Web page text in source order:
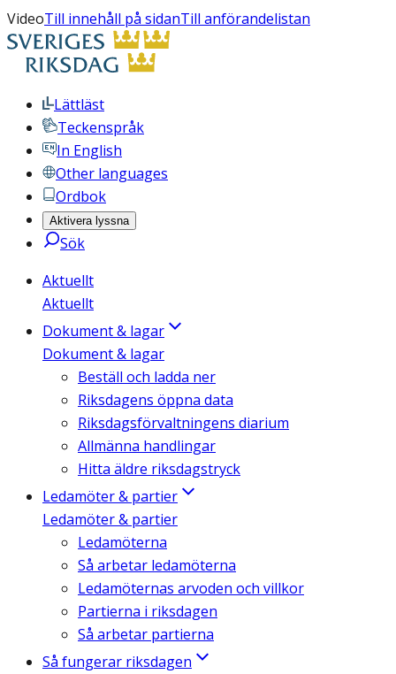
VideoTill innehåll på sidanTill anförandelistan
Lättläst
Teckenspråk
In English
Other languages
Ordbok
Aktivera lyssna
Sök
Aktuellt
Aktuellt
Dokument & lagar
Dokument & lagar
Beställ och ladda ner
Riksdagens öppna data
Riksdagsförvaltningens diarium
Allmänna handlingar
Hitta äldre riksdagstryck
Ledamöter & partier
Ledamöter & partier
Ledamöterna
Så arbetar ledamöterna
Ledamöternas arvoden och villkor
Partierna i riksdagen
Så arbetar partierna
Så fungerar riksdagen